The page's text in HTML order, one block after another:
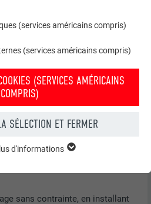
inférieur
sans contrainte, en installant
(services américains compris)
(services américains compris)
(SERVICES AMÉRICAINS
COMPRIS)
SÉLECTION ET FERMER
d'informations